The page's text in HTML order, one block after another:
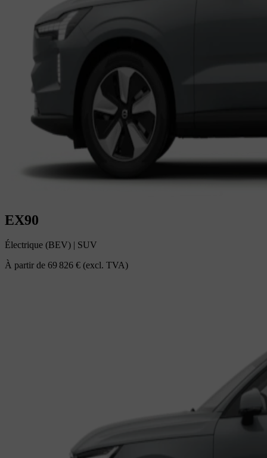
EX90
Électrique (BEV)
SUV
À partir de 69 826 € (excl. TVA)